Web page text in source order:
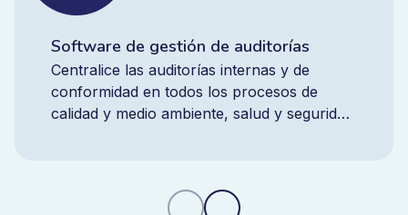
Software de gestión de auditorías
Centralice las auditorías internas y de
conformidad en todos los procesos de
calidad y medio ambiente, salud y seguridad.